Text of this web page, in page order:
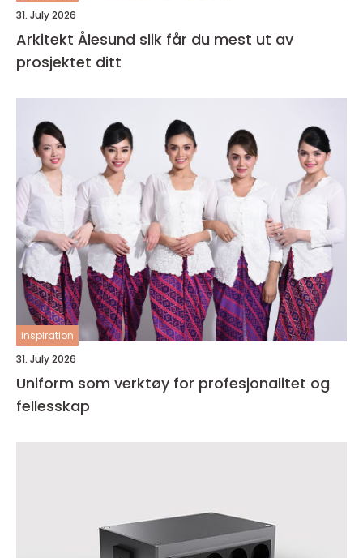
31. July 2026
Arkitekt Ålesund slik får du mest ut av
prosjektet ditt
inspiration
31. July 2026
Uniform som verktøy for profesjonalitet og
fellesskap